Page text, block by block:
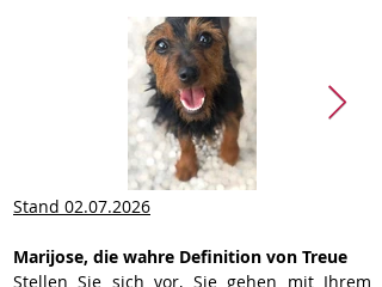
Stand 02.07.2026
Marijose, die wahre Definition von Treue
Stellen Sie sich vor, Sie gehen mit Ihrem